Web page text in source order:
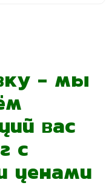
- мы
вас
с
ценами